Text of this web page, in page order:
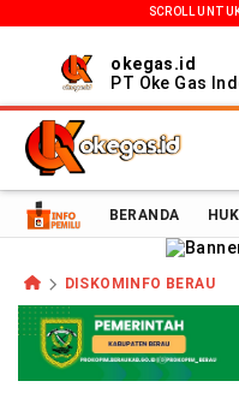
SCROLL
okegas.id
PT Oke Gas
Oke Gas Indonesia |
BERANDA
DISKOMINFO BERAU